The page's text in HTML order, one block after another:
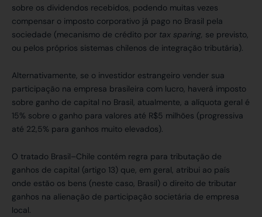
sobre os dividendos recebidos, podendo muitas vezes
compensar o imposto corporativo já pago no Brasil pela
sociedade (mecanismo de crédito por tax sparing, se previsto,
ou pelos próprios sistemas chilenos de integração tributária).
Alternativamente, se o investidor estrangeiro vender sua
participação na empresa brasileira com lucro, haverá imposto
sobre ganho de capital no Brasil, atualmente, a alíquota geral é
15% sobre o ganho para valores até R$5 milhões (progressiva
até 22,5% para ganhos muito elevados).
O tratado Brasil–Chile contém regra para tributação de
ganhos de capital (artigo 13) que, em geral, atribui ao país
onde estão os bens (neste caso, Brasil) o direito de tributar
ganhos na alienação de participação societária de empresa
local.